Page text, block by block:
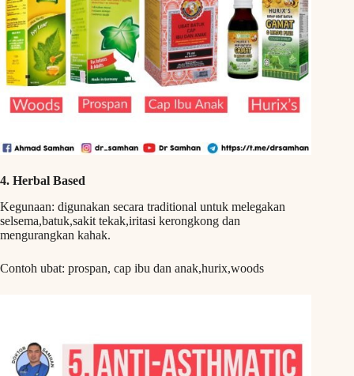
4. Herbal Based
Kegunaan: digunakan secara traditional untuk melegakan
selsema,batuk,sakit tekak,iritasi kerongkong dan
mengurangkan kahak.
Contoh ubat: prospan, cap ibu dan anak,hurix,woods